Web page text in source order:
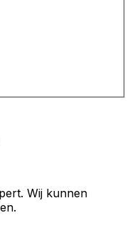
Wij kunnen